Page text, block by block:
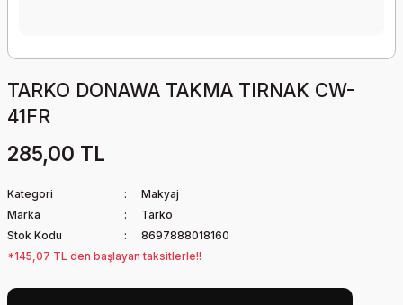
TARKO DONAWA TAKMA TIRNAK CW-
41FR
285,00 TL
Kategori
Makyaj
Marka
Tarko
Stok Kodu
8697888018160
*145,07 TL den başlayan taksitlerle!!